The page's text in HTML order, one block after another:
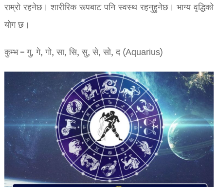
राम्रो रहनेछ। शारीरिक रूपबाट पनि स्वस्थ रहनुहुनेछ। भाग्य वृद्धिको
योग छ।
कुम्भ – गु, गे, गो, सा, सि, सु, से, सो, द (Aquarius)